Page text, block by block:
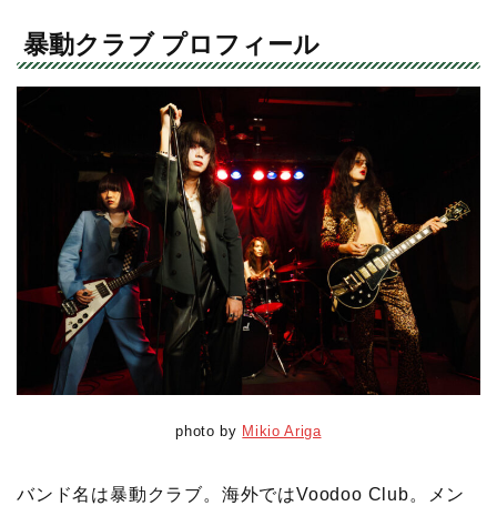
暴動クラブ プロフィール
photo by Mikio Ariga
バンド名は暴動クラブ。海外ではVoodoo Club。メン